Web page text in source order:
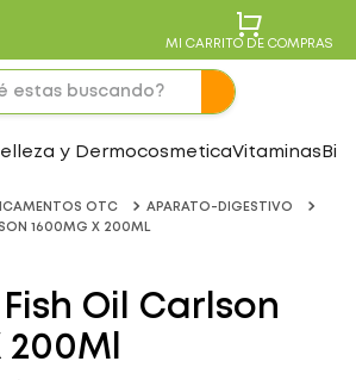
MI CARRITO DE COMPRAS
y DermocosmeticaVitaminas
OTC
APARATO-DIGESTIVO
1600MG X 200ML
Oil Carlson
200Ml